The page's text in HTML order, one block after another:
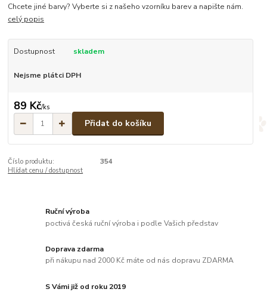
Chcete jiné barvy? Vyberte si z našeho vzorníku barev a napište nám.
celý popis
Dostupnost skladem
Nejsme plátci DPH
89 Kč/ks
Přidat do košíku
Číslo produktu:
354
Hlídat cenu / dostupnost
Ruční výroba
poctivá česká ruční výroba i podle Vašich představ
Doprava zdarma
při nákupu nad 2000 Kč máte od nás dopravu ZDARMA
S Vámi již od roku 2019